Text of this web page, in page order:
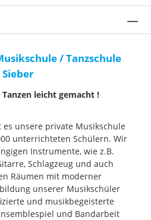
/ Tanzschule
Sieber
leicht gemacht !
es unsere private Musikschule
unterrichteten Schülern. Wir
Instrumente, wie z.B.
Schlagzeug und auch
Räumen mit moderner
unserer Musikschüler
und musikbegeisterte
und Bandarbeit